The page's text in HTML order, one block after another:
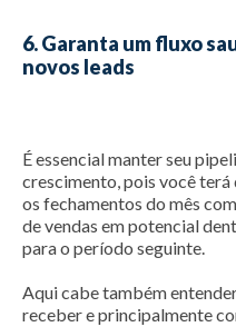
6. Garanta um fluxo
novos leads
É essencial manter seu
crescimento, pois você
os fechamentos do mês
de vendas em potencial
para o período seguinte.
Aqui cabe também
receber e principalmente